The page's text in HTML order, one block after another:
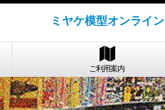
ミヤケ模型オンライン
ご利用案内